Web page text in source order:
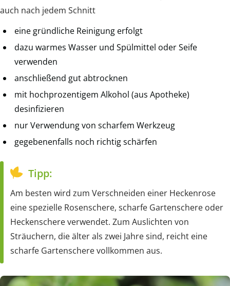
auch nach jedem Schnitt
eine gründliche Reinigung erfolgt
dazu warmes Wasser und Spülmittel oder Seife
verwenden
anschließend gut abtrocknen
mit hochprozentigem Alkohol (aus Apotheke)
desinfizieren
nur Verwendung von scharfem Werkzeug
gegebenenfalls noch richtig schärfen
Tipp:
Am besten wird zum Verschneiden einer Heckenrose
eine spezielle Rosenschere, scharfe Gartenschere oder
Heckenschere verwendet. Zum Auslichten von
Sträuchern, die älter als zwei Jahre sind, reicht eine
scharfe Gartenschere vollkommen aus.